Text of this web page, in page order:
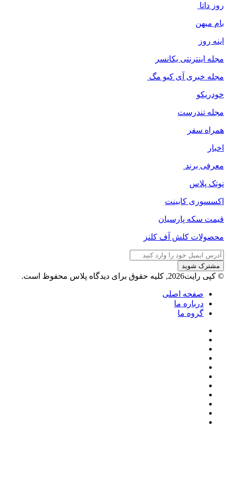
روز داتا
بام میهن
اینه روز
مجله اینترنتی یکانسر
مجله خبری آی کیو مگ
خودریکو
مجله‌ تندرست
همراه سفر
اخبار
معرفی برند
نوتک پلاس
اکسسوری کابینت
قیمت سکه پارسیان
محصولات کلش آف کلنز
آدرس
ایمیل
خود
وارد
کنید
© کپی رایت2026, کلیه حقوق برای دیدگاه پلاس محفوظ است.
صفحه اصلی
درباره ما
گروه ما